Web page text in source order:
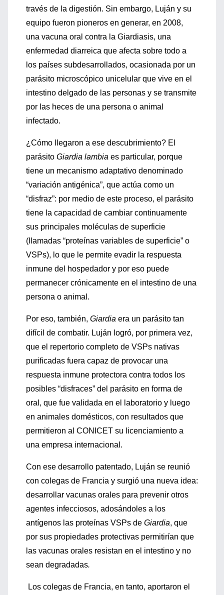
través de la digestión. Sin embargo, Luján y su
equipo fueron pioneros en generar, en 2008,
una vacuna oral contra la Giardiasis, una
enfermedad diarreica que afecta sobre todo a
los países subdesarrollados, ocasionada por un
parásito microscópico unicelular que vive en el
intestino delgado de las personas y se transmite
por las heces de una persona o animal
infectado.
¿Cómo llegaron a ese descubrimiento? El
parásito Giardia lambia es particular, porque
tiene un mecanismo adaptativo denominado
“variación antigénica”, que actúa como un
“disfraz”: por medio de este proceso, el parásito
tiene la capacidad de cambiar continuamente
sus principales moléculas de superficie
(llamadas “proteínas variables de superficie” o
VSPs), lo que le permite evadir la respuesta
inmune del hospedador y por eso puede
permanecer crónicamente en el intestino de una
persona o animal.
Por eso, también, Giardia era un parásito tan
difícil de combatir. Luján logró, por primera vez,
que el repertorio completo de VSPs nativas
purificadas fuera capaz de provocar una
respuesta inmune protectora contra todos los
posibles “disfraces” del parásito en forma de
oral, que fue validada en el laboratorio y luego
en animales domésticos, con resultados que
permitieron al CONICET su licenciamiento a
una empresa internacional.
Con ese desarrollo patentado, Luján se reunió
con colegas de Francia y surgió una nueva idea:
desarrollar vacunas orales para prevenir otros
agentes infecciosos, adosándoles a los
antígenos las proteínas VSPs de Giardia, que
por sus propiedades protectivas permitirían que
las vacunas orales resistan en el intestino y no
sean degradadas.
Los colegas de Francia, en tanto, aportaron el